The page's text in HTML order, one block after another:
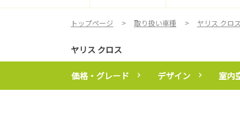
トップページ 取り扱い車種 ヤリス クロス
ヤリス クロス
価格・グレード デザイン 室内